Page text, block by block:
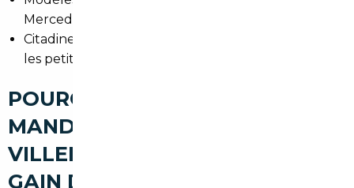
Mercedes) pour un confort sur longues distances.
Citadines économiques pour la vie quotidienne et
les petits stationnements en centre-ville.
POURQUOI FAIRE APPEL À UN
MANDATAIRE AUTO À
VILLEPREUX (ÉCONOMIES,
GAIN DE TEMPS,